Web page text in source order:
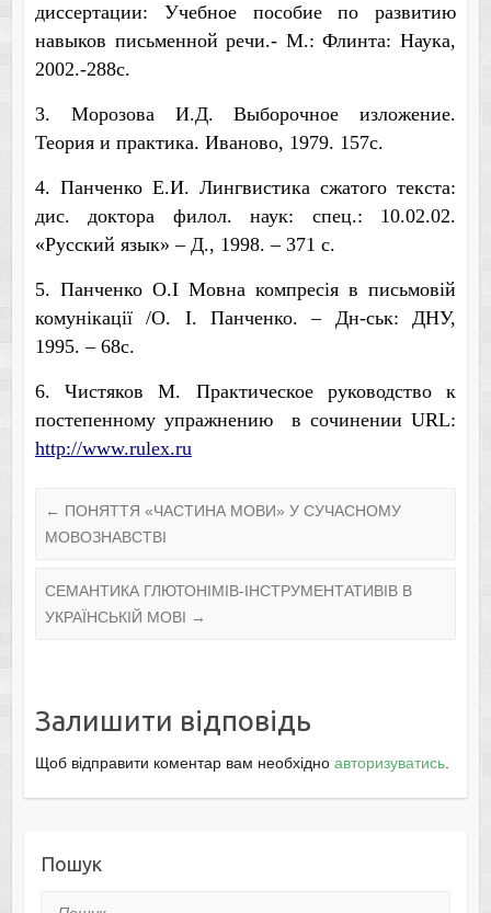
диссертации: Учебное пособие по развитию
навыков письменной речи.- М.: Флинта: Наука,
2002.-288с.
3. Морозова И.Д. Выборочное изложение.
Теория и практика. Иваново, 1979. 157с.
4. Панченко Е.И. Лингвистика сжатого текста:
дис. доктора филол. наук: спец.: 10.02.02.
«Русский язык» – Д., 1998. – 371 с.
5. Панченко О.ІМовна компресія в письмовій
комунікації /О. І. Панченко. – Дн-ськ: ДНУ,
1995. – 68с.
6. Чистяков М. Практическое руководство к
постепенному упражнению в сочинении URL:
http://www.rulex.ru
← ПОНЯТТЯ «ЧАСТИНА МОВИ» У СУЧАСНОМУ
МОВОЗНАВСТВІ
CЕМАНТИКА ГЛЮТОНІМІВ-ІНСТРУМЕНТАТИВІВ В
УКРАЇНСЬКІЙ МОВІ →
Залишити відповідь
Щоб відправити коментар вам необхідно авторизуватись.
Пошук
Пошук